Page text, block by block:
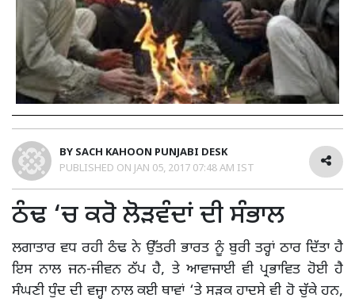
BY SACH KAHOON PUNJABI DESK
PUBLISHED ON JAN 05, 2017 07:48 AM IST
ਠੰਢ ‘ਚ ਕਰੋ ਲੋੜਵੰਦਾਂ ਦੀ ਸੰਭਾਲ
ਲਗਾਤਾਰ ਵਧ ਰਹੀ ਠੰਢ ਨੇ ਉੱਤਰੀ ਭਾਰਤ ਨੂੰ ਬੁਰੀ ਤਰ੍ਹਾਂ ਠਾਰ ਦਿੱਤਾ ਹੈ
ਇਸ ਨਾਲ ਜਨ-ਜੀਵਨ ਠੱਪ ਹੈ, ਤੇ ਆਵਾਜਾਈ ਵੀ ਪ੍ਰਭਾਵਿਤ ਹੋਈ ਹੈ
ਸੰਘਣੀ ਧੁੰਦ ਦੀ ਵਜ੍ਹਾ ਨਾਲ ਕਈ ਥਾਵਾਂ ‘ਤੇ ਸੜਕ ਹਾਦਸੇ ਵੀ ਹੋ ਚੁੱਕੇ ਹਨ,